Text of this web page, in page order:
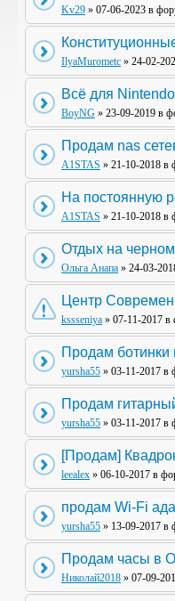
Kv29 » 07-06-2023 в
IlyaMurometc » 24-02-
Всё для
BoyNG » 23-09-2019 в
Продам nas
A1STAS » 21-10-2018 в
На постоянную
A1STAS » 21-10-2018 в
Отдых на
Ольга Анапа » 24-03-
Центр
kssseniya » 07-11-2017 в
Продам
yursha55 » 03-11-2017 в
Продам
yursha55 » 03-11-2017 в
[Продам]
leealex » 06-10-2017 в
продам Wi-Fi
yursha55 » 13-09-2017 в
Продам часы в
Николай2018 » 07-09-